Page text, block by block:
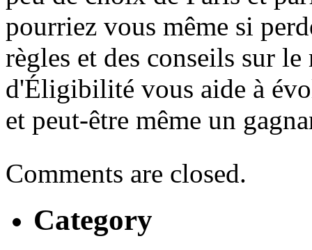
pourriez vous même si
règles et des conseils sur
d'Éligibilité vous aide à
et peut-être même un
Comments are closed.
Category